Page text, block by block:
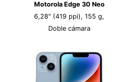
Motorola Edge 30 Neo
6,28" (419 ppi), 155 g,
Doble cámara